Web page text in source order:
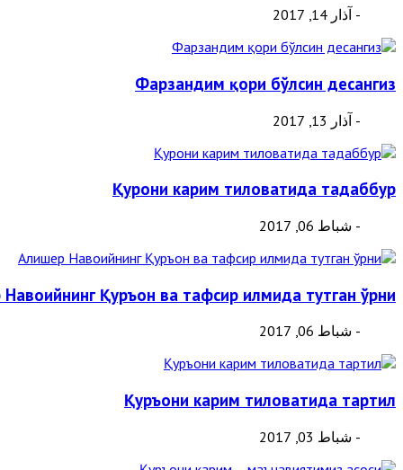
- آذار 14, 2017
Фарзандим қори бўлсин десангиз
- آذار 13, 2017
Қурони карим тиловатида тадаббур
- شباط 06, 2017
Қуръон ва тафсир илмида тутган ўрни
- شباط 06, 2017
Қуръони карим тиловатида тартил
- شباط 03, 2017